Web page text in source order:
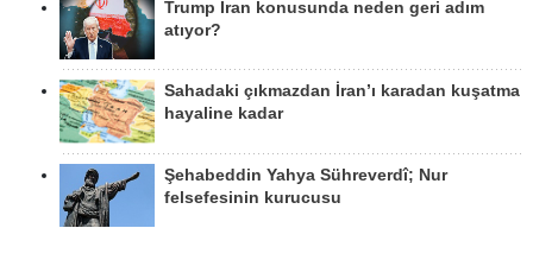
Trump İran konusunda neden geri adım
atıyor?
Sahadaki çıkmazdan İran’ı karadan kuşatma
hayaline kadar
Şehabeddin Yahya Sühreverdî; Nur
felsefesinin kurucusu